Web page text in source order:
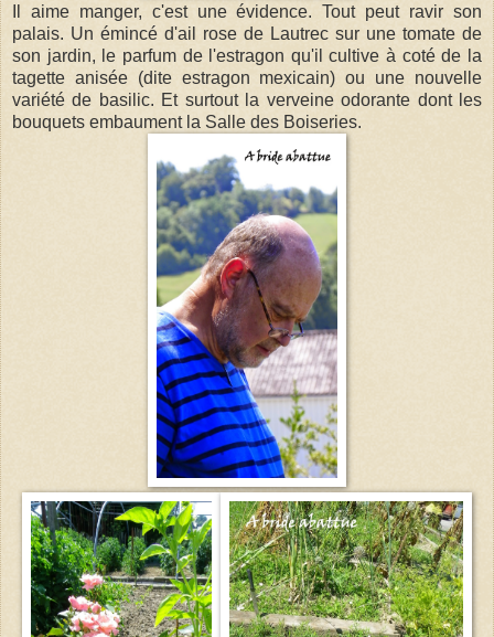
Il aime manger, c'est une évidence. Tout peut ravir son
palais. Un émincé d'ail rose de Lautrec sur une tomate de
son jardin, le parfum de l'estragon qu'il cultive à coté de la
tagette anisée (dite estragon mexicain) ou une nouvelle
variété de basilic. Et surtout la verveine odorante dont les
bouquets embaument la Salle des Boiseries.